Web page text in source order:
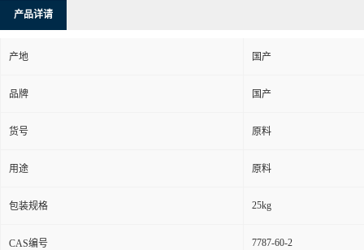
产品详请
产地 国产
品牌 国产
货号 原料
用途 原料
包装规格 25kg
CAS编号 7787-60-2